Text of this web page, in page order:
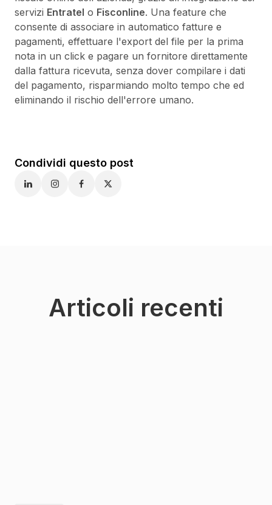
servizi Entratel o Fisconline. Una feature che
consente di associare in automatico fatture e
pagamenti, effettuare l'export del file per la prima
nota in un click e pagare un fornitore direttamente
dalla fattura ricevuta, senza dover compilare i dati
del pagamento, risparmiando molto tempo che ed
eliminando il rischio dell'errore umano.
Condividi questo post
Articoli recenti